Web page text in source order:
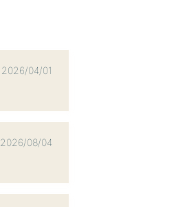
2026/04/01
2026/08/04